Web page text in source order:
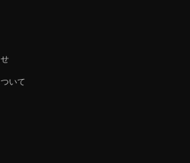
いて